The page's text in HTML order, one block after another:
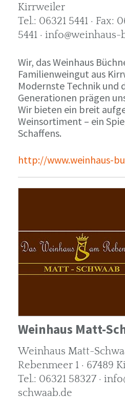
Kirrweiler
Tel.: 06321 5441 · Fax:
5441 ·
Wir, das Weinhaus
Familienweingut aus
Modernste Technik und
Generationen prägen
Wir bieten ein breit
Weinsortiment – ein
Schaffens.
http://www.weinhaus-
Weinhaus Matt-
Weinhaus Matt-
Rebenmeer 1 · 67489
Tel.: 06321 58327 ·
schwaab.de